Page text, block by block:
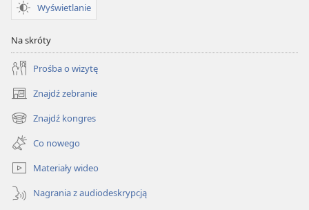
Wyświetlanie
Na skróty
Prośba o wizytę
Znajdź zebranie
(opens
new
window)
Znajdź kongres
(opens
new
window)
Co nowego
Materiały wideo
Nagrania z audiodeskrypcją